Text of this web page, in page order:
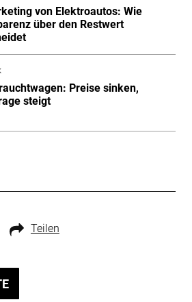
von Elektroautos: Wie
über den Restwert
Preise sinken,
steigt
Teilen